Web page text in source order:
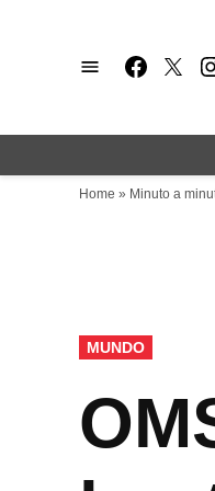
Home » Minuto a
PUBLICADO
EN
MUNDO